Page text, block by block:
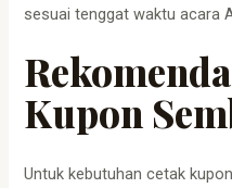
sesuai tenggat waktu acara
Kupon
Untuk kebutuhan cetak